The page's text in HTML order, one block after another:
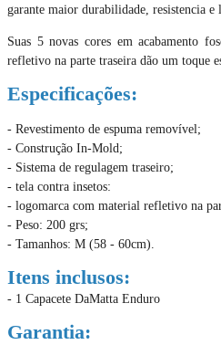
garante maior durabilidade, resistencia e
Suas 5 novas cores em acabamento
refletivo na parte traseira dão um toque
Especificações:
​- Revestimento de espuma removível;
- Construção In-Mold;
- Sistema de regulagem traseiro;
- tela contra insetos:
- logomarca com material refletivo na
- Peso: 200 grs;
- Tamanhos: M (58 - 60cm).
Itens inclusos:
- 1 Capacete DaMatta Enduro
Garantia: